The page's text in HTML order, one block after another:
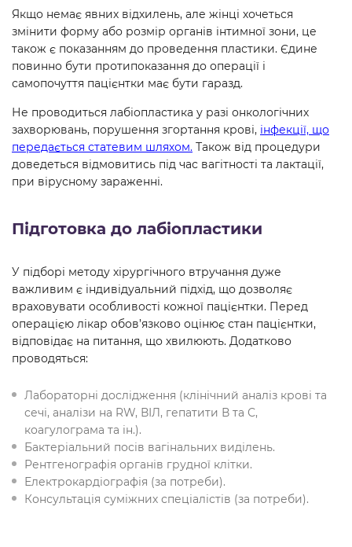
Якщо немає явних відхилень, але жінці хочеться
змінити форму або розмір органів інтимної зони, це
також є показанням до проведення пластики. Єдине
повинно бути протипоказання до операції і
самопочуття пацієнтки має бути гаразд.
Не проводиться лабіопластика у разі онкологічних
захворювань, порушення згортання крові, інфекції, що
передається статевим шляхом. Також від процедури
доведеться відмовитись під час вагітності та лактації,
при вірусному зараженні.
Підготовка до лабіопластики
У підборі методу хірургічного втручання дуже
важливим є індивідуальний підхід, що дозволяє
враховувати особливості кожної пацієнтки. Перед
операцією лікар обов’язково оцінює стан пацієнтки,
відповідає на питання, що хвилюють. Додатково
проводяться:
Лабораторні дослідження (клінічний аналіз крові та
сечі, аналізи на RW, ВІЛ, гепатити В та С,
коагулограма та ін.).
Бактеріальний посів вагінальних виділень.
Рентгенографія органів грудної клітки.
Електрокардіографія (за потреби).
Консультація суміжних спеціалістів (за потреби).